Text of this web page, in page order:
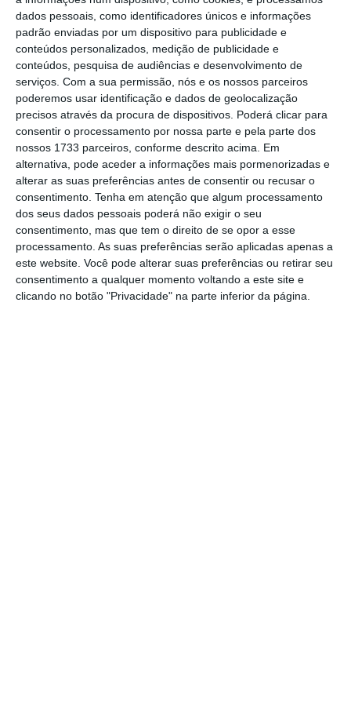
dados pessoais, como identificadores únicos e informações
padrão enviadas por um dispositivo para publicidade e
conteúdos personalizados, medição de publicidade e
conteúdos, pesquisa de audiências e desenvolvimento de
serviços. Com a sua permissão, nós e os nossos parceiros
poderemos usar identificação e dados de geolocalização
precisos através da procura de dispositivos. Poderá clicar para
consentir o processamento por nossa parte e pela parte dos
nossos 1733 parceiros, conforme descrito acima. Em
alternativa, pode aceder a informações mais pormenorizadas e
alterar as suas preferências antes de consentir ou recusar o
consentimento. Tenha em atenção que algum processamento
dos seus dados pessoais poderá não exigir o seu
consentimento, mas que tem o direito de se opor a esse
processamento. As suas preferências serão aplicadas apenas a
este website. Você pode alterar suas preferências ou retirar seu
consentimento a qualquer momento voltando a este site e
clicando no botão "Privacidade" na parte inferior da página.
Juncker avisa May que “não há espaço para
renegociação”
Ler Mais
Se a moção de censura for chumbada, a
liderança de May fica reforçada e não pode
voltar a ser posta em causa no espaço de um
ano, dando à primeira-ministra mais
confiança para fechar o acordo do Brexit e
conduzir o Reino Unido até à porta de saída
do bloco europeu.Mas, se for aprovada, May é
obrigada a demitir-see começa o processo